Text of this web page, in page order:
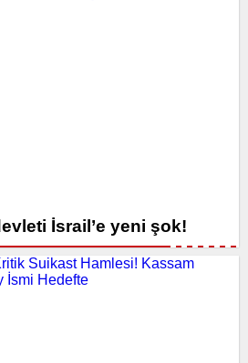
İsrail’e yeni şok!